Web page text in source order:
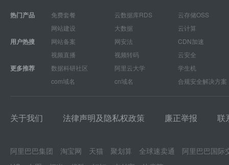
热门产品 免费套餐 云数据库RDS
云存储OSS
网站建设
大数据 云计算
用户热搜 网站备案 网安法
CDN加速
视频直播
视频转码 云安全
更多推荐 数据科研社区 阿里云大学
学生机
com域名
cn域名 合规安全解决方案
关于我们 法律声明及隐私权政策 廉正举报 联
阿里巴巴集团 淘宝网 天猫 聚划算 全球速卖通
阿里巴巴国际